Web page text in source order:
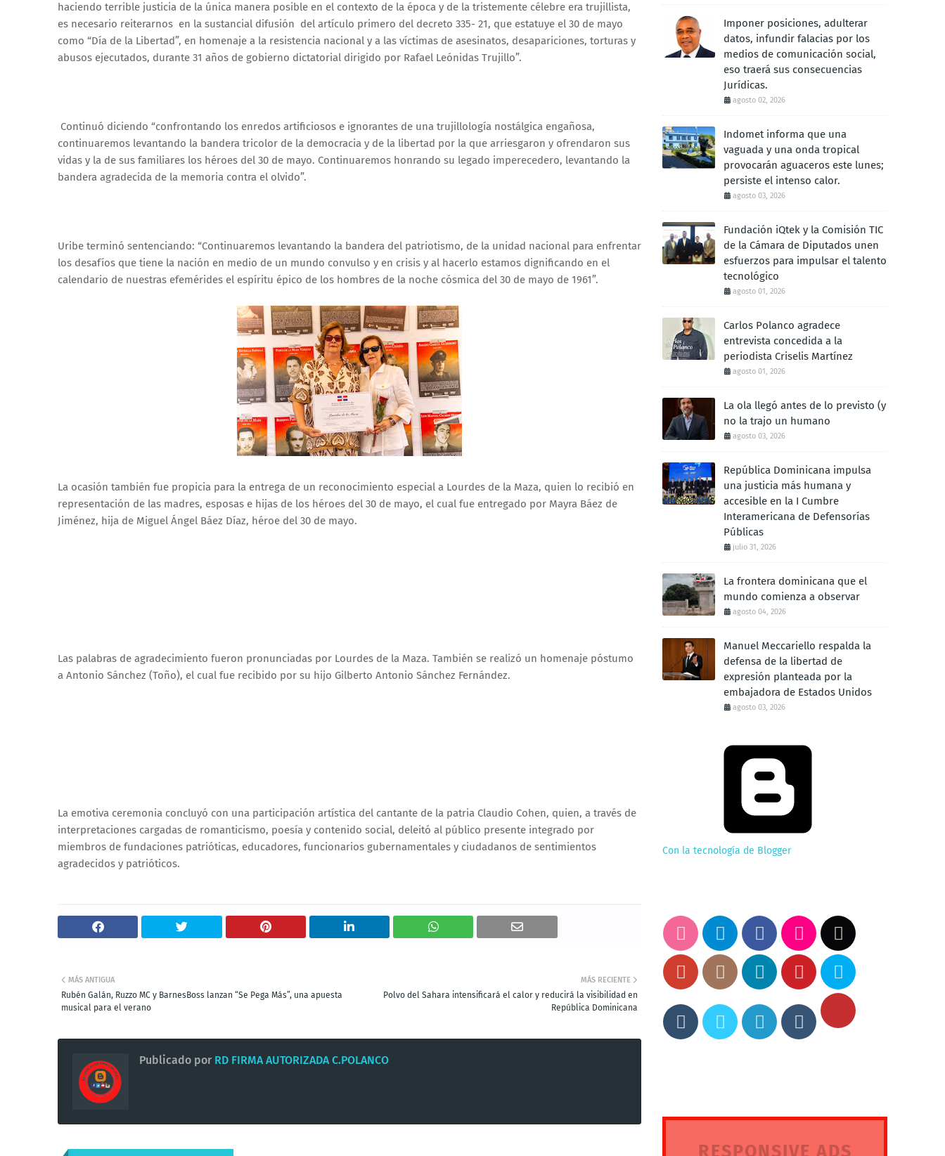
haciendo terrible justicia de la única manera posible en el contexto de la época y de la tristemente célebre era trujillista,
es necesario reiterarnos en la sustancial difusión del artículo primero del decreto 335- 21, que estatuye el 30 de mayo
como “Día de la Libertad”, en homenaje a la resistencia nacional y a las víctimas de asesinatos, desapariciones, torturas y
abusos ejecutados, durante 31 años de gobierno dictatorial dirigido por Rafael Leónidas Trujillo”.
Continuó diciendo “confrontando los enredos artificiosos e ignorantes de una trujillología nostálgica engañosa,
continuaremos levantando la bandera tricolor de la democracia y de la libertad por la que arriesgaron y ofrendaron sus
vidas y la de sus familiares los héroes del 30 de mayo. Continuaremos honrando su legado imperecedero, levantando la
bandera agradecida de la memoria contra el olvido”.
Uribe terminó sentenciando: “Continuaremos levantando la bandera del patriotismo, de la unidad nacional para enfrentar
los desafíos que tiene la nación en medio de un mundo convulso y en crisis y al hacerlo estamos dignificando en el
calendario de nuestras efemérides el espíritu épico de los hombres de la noche cósmica del 30 de mayo de 1961”.
La ocasión también fue propicia para la entrega de un reconocimiento especial a Lourdes de la Maza, quien lo recibió en
representación de las madres, esposas e hijas de los héroes del 30 de mayo, el cual fue entregado por Mayra Báez de
Jiménez, hija de Miguel Ángel Báez Díaz, héroe del 30 de mayo.
Las palabras de agradecimiento fueron pronunciadas por Lourdes de la Maza. También se realizó un homenaje póstumo
a Antonio Sánchez (Toño), el cual fue recibido por su hijo Gilberto Antonio Sánchez Fernández.
La emotiva ceremonia concluyó con una participación artística del cantante de la patria Claudio Cohen, quien, a través de
interpretaciones cargadas de romanticismo, poesía y contenido social, deleitó al público presente integrado por
miembros de fundaciones patrióticas, educadores, funcionarios gubernamentales y ciudadanos de sentimientos
agradecidos y patrióticos.
MÁS RECIENTE
Polvo del Sahara intensificará el calor y reducirá la visibilidad en
República Dominicana
MÁS ANTIGUA
Rubén Galán, Ruzzo MC y BarnesBoss lanzan “Se Pega Más”, una apuesta
musical para el verano
Publicado por RD FIRMA AUTORIZADA C.POLANCO
Imponer posiciones, adulterar
datos, infundir falacias por los
medios de comunicación social,
eso traerá sus consecuencias
Jurídicas.
agosto 02, 2026
Indomet informa que una
vaguada y una onda tropical
provocarán aguaceros este lunes;
persiste el intenso calor.
agosto 03, 2026
Fundación iQtek y la Comisión TIC
de la Cámara de Diputados unen
esfuerzos para impulsar el talento
tecnológico
agosto 01, 2026
Carlos Polanco agradece
entrevista concedida a la
periodista Criselis Martínez
agosto 01, 2026
La ola llegó antes de lo previsto (y
no la trajo un humano
agosto 03, 2026
República Dominicana impulsa
una justicia más humana y
accesible en la I Cumbre
Interamericana de Defensorías
Públicas
julio 31, 2026
La frontera dominicana que el
mundo comienza a observar
agosto 04, 2026
Manuel Meccariello respalda la
defensa de la libertad de
expresión planteada por la
embajadora de Estados Unidos
agosto 03, 2026
Con la tecnología de Blogger
RESPONSIVE ADS